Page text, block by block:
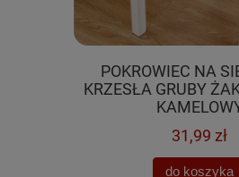
POKROWIEC NA
KRZESŁA GRUBY
31,99 zł
do koszyka